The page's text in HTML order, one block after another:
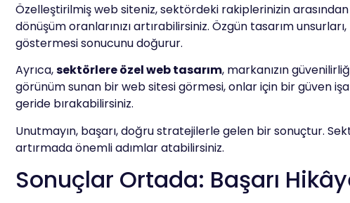
Özelleştirilmiş web siteniz, sektördeki rakiplerinizin
dönüşüm oranlarınızı artırabilirsiniz. Özgün tasarım
göstermesi sonucunu doğurur.
Ayrıca,sektörlere özel web tasarım, markanızın
görünüm sunan bir web sitesi görmesi, onlar için bir güven
geride bırakabilirsiniz.
Unutmayın, başarı, doğru stratejilerle gelen bir sonuçtur.
artırmada önemli adımlar atabilirsiniz.
Sonuçlar Ortada: Başarı